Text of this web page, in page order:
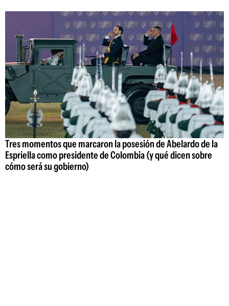
Tres momentos que marcaron la posesión de Abelardo de la
Espriella como presidente de Colombia (y qué dicen sobre
cómo será su gobierno)